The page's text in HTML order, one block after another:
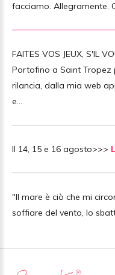
facciamo. Allegramente.
FAITES VOS JEUX, S'IL
Portofino a Saint Tropez
rilancia, dalla mia web
e...
Il 14, 15 e 16 agosto>>>
"Il mare è ciò che mi
soffiare del vento, lo